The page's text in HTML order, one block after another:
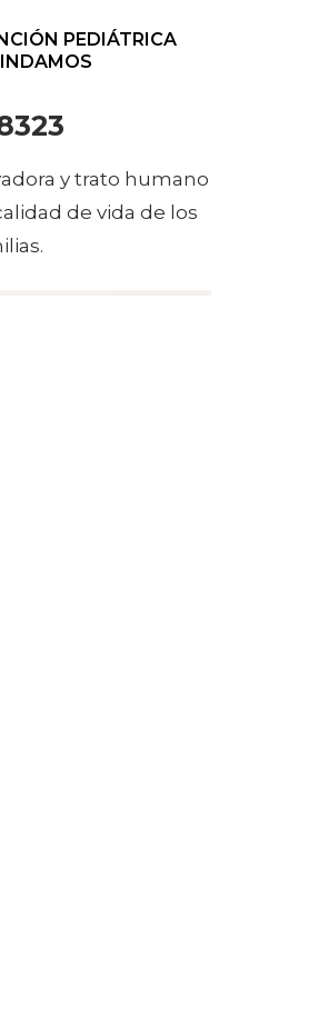
PEDIÁTRICA
y trato humano
de vida de los